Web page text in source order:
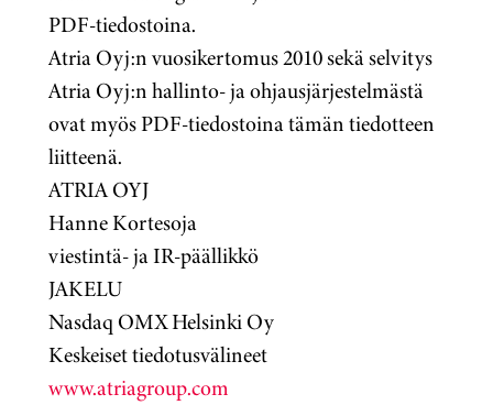
PDF-tiedostoina.
Atria Oyj:n vuosikertomus 2010 sekä selvitys
Atria Oyj:n hallinto- ja ohjausjärjestelmästä
ovat myös PDF-tiedostoina tämän tiedotteen
liitteenä.
ATRIA OYJ
Hanne Kortesoja
viestintä- ja IR-päällikkö
JAKELU
Nasdaq OMX Helsinki Oy
Keskeiset tiedotusvälineet
www.atriagroup.com